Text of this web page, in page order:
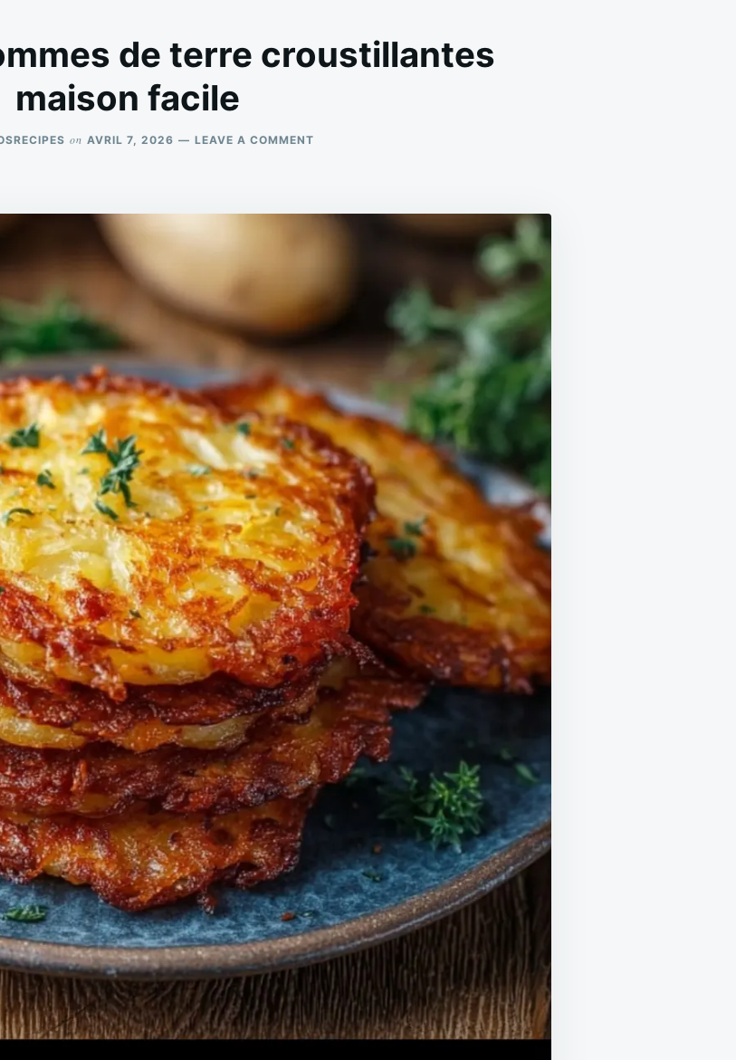
de terre croustillantes
maison facile
on AVRIL 7, 2026 LEAVE A COMMENTON
TERRE